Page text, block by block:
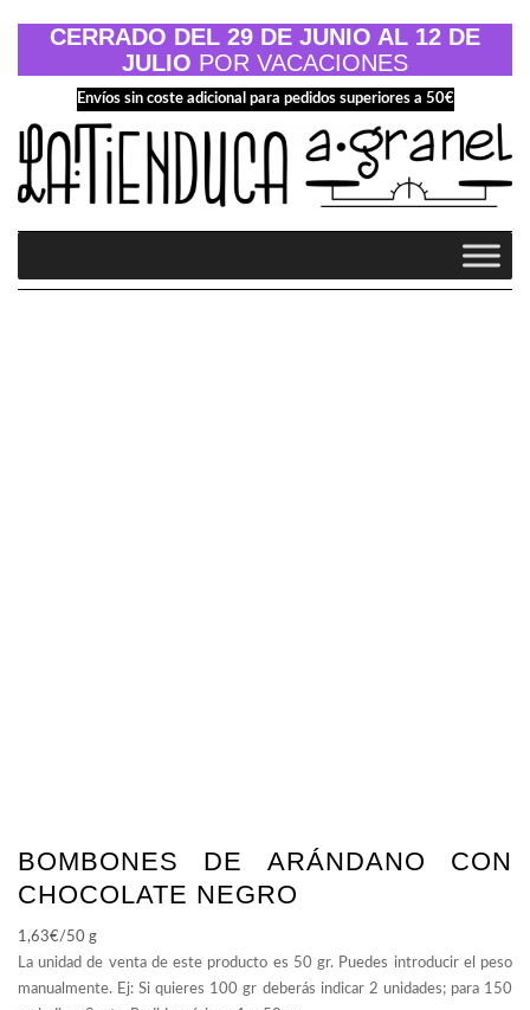
CERRADO DEL 29 DE JUNIO AL 12 DE
JULIO POR VACACIONES
Envíos sin coste adicional para pedidos superiores a 50€
BOMBONES DE ARÁNDANO CON
CHOCOLATE NEGRO
1,63€/50 g